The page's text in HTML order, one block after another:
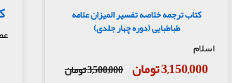
کتاب ترجمه خلاصه تفسیر المیزان علامه
طباطبایی (دوره چهار جلدی)
اسلام
3,150,000 تومان 3,500,000 تومان